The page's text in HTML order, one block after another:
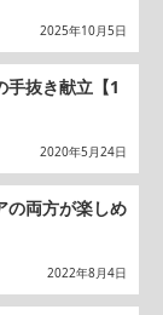
2025年10月5日
手抜き献立【1
2020年5月24日
の両方が楽しめ
2022年8月4日